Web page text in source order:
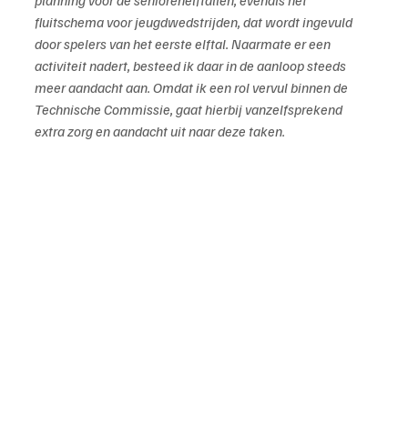
fluitschema voor jeugdwedstrijden, dat wordt ingevuld
door spelers van het eerste elftal. Naarmate er een
activiteit nadert, besteed ik daar in de aanloop steeds
meer aandacht aan. Omdat ik een rol vervul binnen de
Technische Commissie, gaat hierbij vanzelfsprekend
extra zorg en aandacht uit naar deze taken.